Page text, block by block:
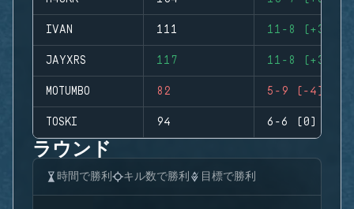
IVAN 111 11-8 (+3)
JAYXRS 117 11-8 (+3)
MOTUMBO 82 5-9 (-4)
TOSKI 94 6-6 (0)
ラウンド
時間で勝利 キル数で勝利 目標で勝利